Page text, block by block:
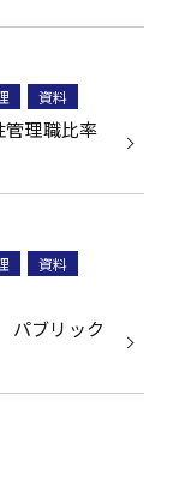
資料
理職比率
資料
パブリック